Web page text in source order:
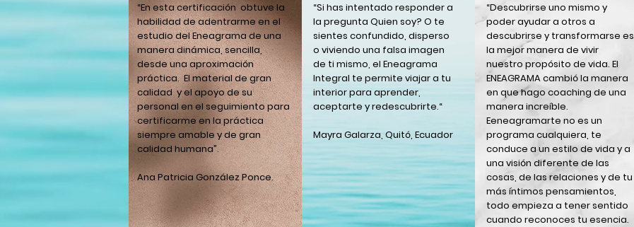
“En esta certificación obtuve la
habilidad de adentrarme en el
estudio del Eneagrama de una
manera dinámica, sencilla,
desde una aproximación
práctica. El material de gran
calidad y el apoyo de su
personal en el seguimiento para
certificarme en la práctica
siempre amable y de gran
calidad humana”.
Ana Patricia González Ponce.
“Si has intentado responder a
la pregunta Quien soy? O te
sientes confundido, disperso
o viviendo una falsa imagen
de ti mismo, el Eneagrama
Integral te permite viajar a tu
interior para aprender,
aceptarte y redescubrirte.“
Mayra Galarza, Quitó, Ecuador
“Descubrirse uno mismo y
poder ayudar a otros a
descubrirse y transformarse es
la mejor manera de vivir
nuestro propósito de vida. El
ENEAGRAMA cambió la manera
en que hago coaching de una
manera increíble.
Eeneagramarte no es un
programa cualquiera, te
conduce a un estilo de vida y a
una visión diferente de las
cosas, de las relaciones y de tu
más íntimos pensamientos,
todo empieza a tener sentido
cuando reconoces tu esencia.